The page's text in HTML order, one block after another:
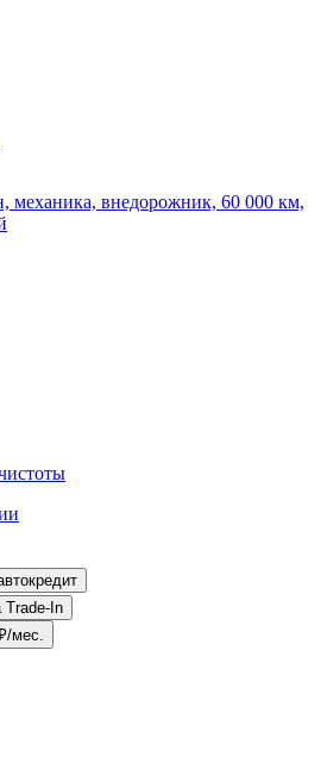
механика, внедорожник, 60 000 км,
автокредит
на Trade-In
мес.